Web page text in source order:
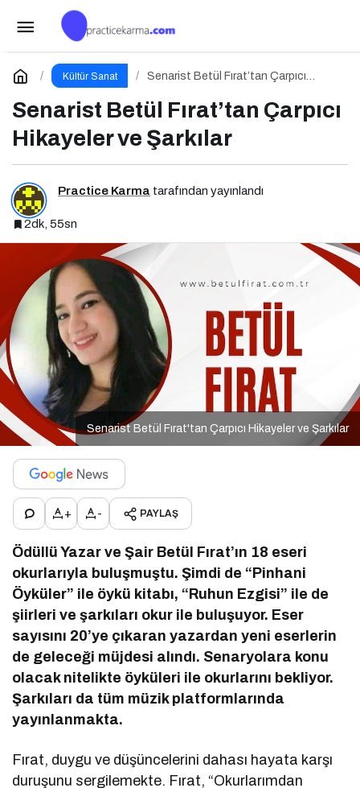
Kültür Sanat
Senarist Betül Fırat’tan Çarpıcı
Senarist Betül Fırat’tan Çarpıcı
Hikayeler ve Şarkılar
Practice Karma tarafından yayınlandı
2dk, 55sn
Senarist Betül Fırat'tan Çarpıcı Hikayeler ve Şarkılar
+ - PAYLAŞ
Ödüllü Yazar ve Şair Betül Fırat’ın 18 eseri
okurlarıyla buluşmuştu. Şimdi de “Pinhani
Öyküler” ile öykü kitabı, “Ruhun Ezgisi” ile de
şiirleri ve şarkıları okur ile buluşuyor. Eser
sayısını 20’ye çıkaran yazardan yeni eserlerin
de geleceği müjdesi alındı. Senaryolara konu
olacak nitelikte öyküleri ile okurlarını bekliyor.
Şarkıları da tüm müzik platformlarında
yayınlanmakta.
Fırat, duygu ve düşüncelerini dahası hayata karşı
duruşunu sergilemekte. Fırat, “Okurlarımdan
Bu Cuma Sinema Salonları Hareketleniyor: 26
Aralık Vizyondaki Filmler Açıklandı
Yorum Yap